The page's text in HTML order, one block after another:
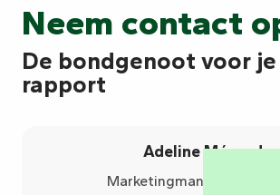
Neem contact
De bondgenoot voor
rapport
Adeline Ménard
Marketingmanager